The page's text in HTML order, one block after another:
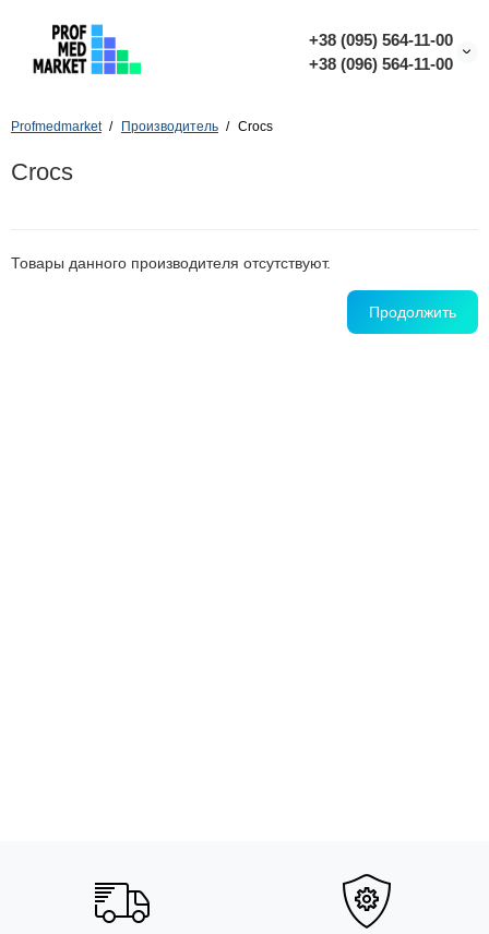
+38 (095) 564-11-00
+38 (096) 564-11-00
Profmedmarket Производитель Сrocs
Сrocs
Товары данного производителя отсутствуют.
Продолжить